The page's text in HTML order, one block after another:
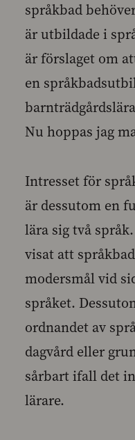
språkbad
är utbildade i
är förslaget om
en
Nu hoppas jag
Intresset för
är dessutom en
lära sig två
visat att
modersmål vid
språket.
ordnandet av
dagvård eller
sårbart ifall det
lärare.